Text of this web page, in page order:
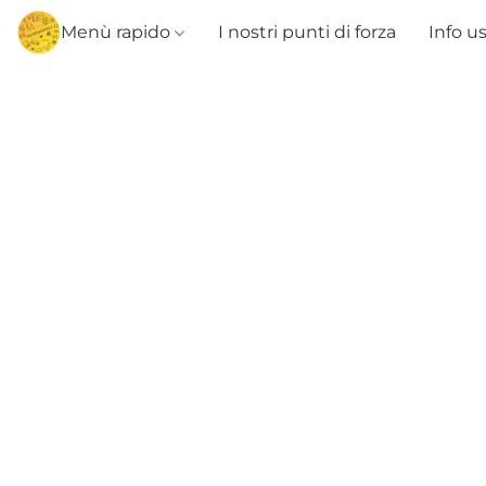
Menù rapido I nostri punti di forza Info